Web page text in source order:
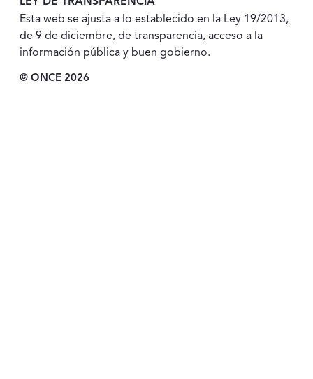
Esta web se ajusta a lo establecido en la Ley 19/2013,
de 9 de diciembre, de transparencia, acceso a la
información pública y buen gobierno.
© ONCE 2026